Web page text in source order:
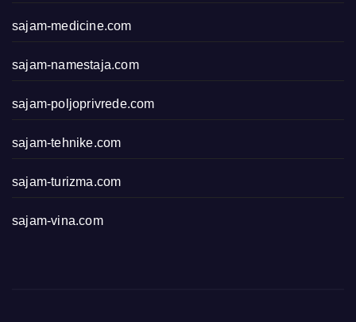
sajam-medicine.com
sajam-namestaja.com
sajam-poljoprivrede.com
sajam-tehnike.com
sajam-turizma.com
sajam-vina.com